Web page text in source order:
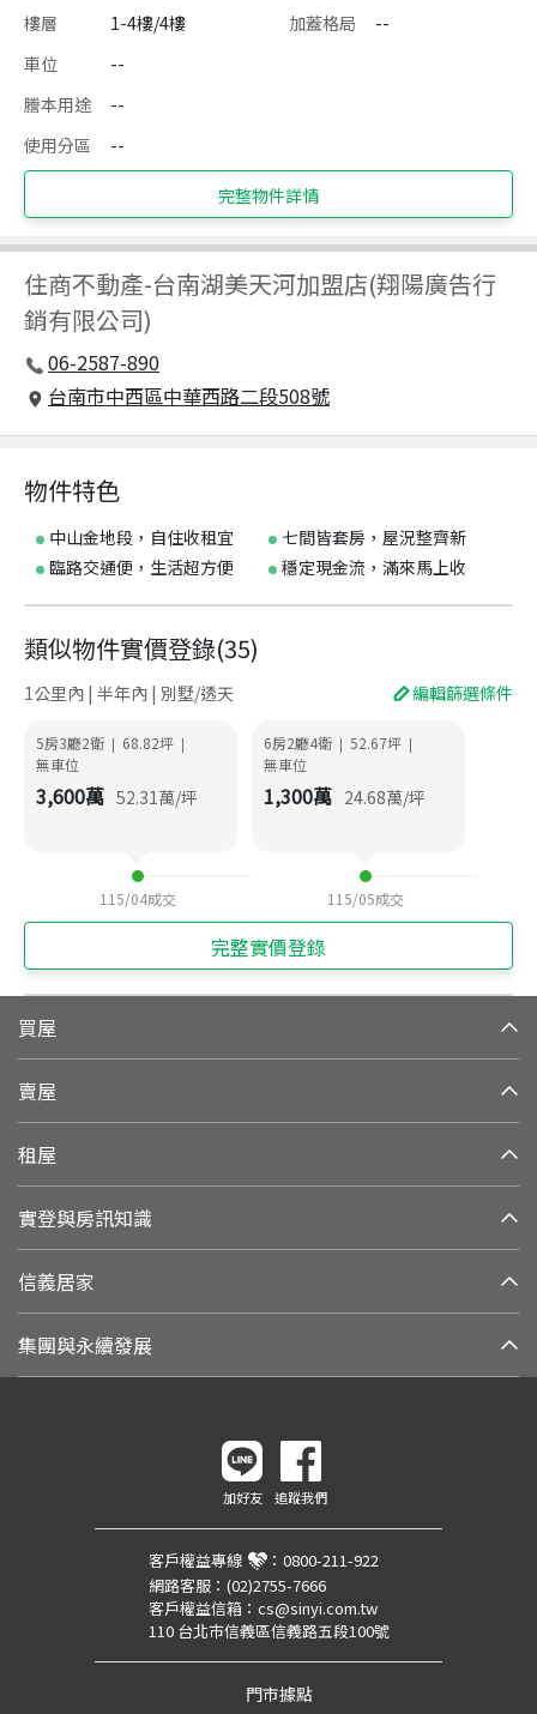
樓層
1-4樓/4樓 加蓋格局
--
車位
--
謄本用途
--
使用分區
--
完整物件詳情
住商不動產-台南湖美天河加盟店(翔陽廣告行
銷有限公司)
06-2587-890
台南市中西區中華西路二段508號
物件特色
中山金地段，自住收租宜
七間皆套房，屋況整齊新
臨路交通便，生活超方便
穩定現金流，滿來馬上收
類似物件實價登錄(35)
1公里內 | 半年內 | 別墅/透天 編輯篩選條件
5房3廳2衛 | 68.82坪 |
無車位
3,600萬 52.31萬/坪
115/04成交
6房2廳4衛 | 52.67坪 |
無車位
1,300萬 24.68萬/坪
115/05成交
完整實價登錄
買屋
賣屋
租屋
實登與房訊知識
信義居家
集團與永續發展
加好友 追蹤我們
客戶權益專線 ： 0800-211-922
網路客服： (02)2755-7666
客戶權益信箱： cs@sinyi.com.tw
110 台北市信義區信義路五段100號
門市據點